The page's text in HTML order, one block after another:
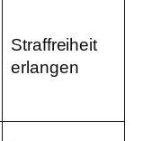
Straffreiheit
erlangen